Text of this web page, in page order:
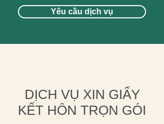
Yêu cầu dịch vụ
DỊCH VỤ XIN GIẤY
KẾT HÔN TRỌN GÓI